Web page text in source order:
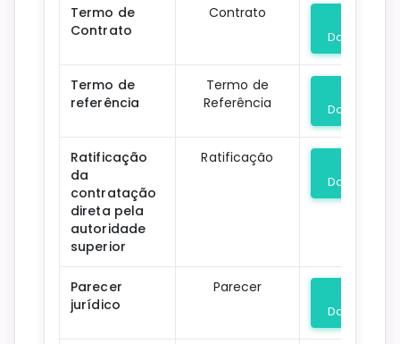
Termo de
Contrato
Contrato
Download
Termo de
referência
Termo de
Referência
Download
Ratificação
da
contratação
direta pela
autoridade
superior
Ratificação
Download
Parecer
jurídico
Parecer
Download